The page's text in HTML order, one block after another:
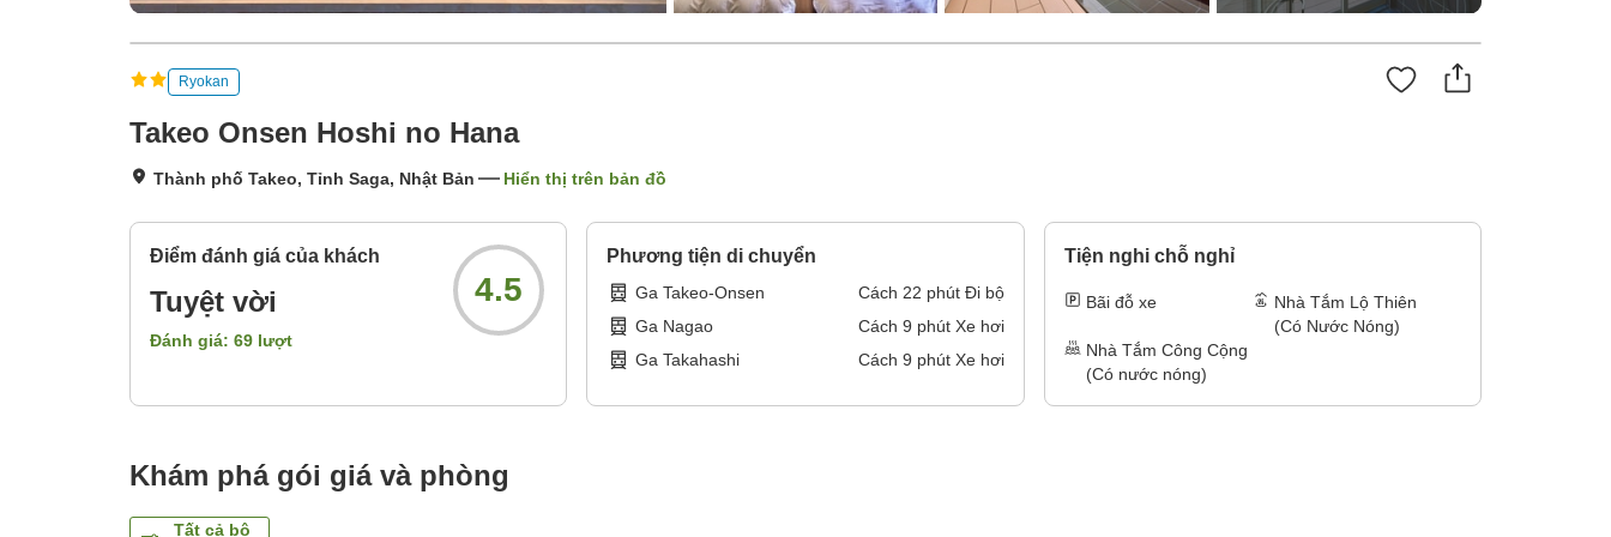
Ryokan
Takeo Onsen Hoshi no Hana
Thành phố Takeo, Tỉnh Saga, Nhật Bản Hiển thị trên bản đồ
Điểm đánh giá của khách
Tuyệt vời
Đánh giá: 69 lượt
4.5
Phương tiện di chuyển
Ga Takeo-Onsen Cách 22 phút Đi bộ
Ga Nagao
Cách 9 phút Xe hơi
Ga Takahashi
Cách 9 phút Xe hơi
Tiện nghi chỗ nghỉ
Bãi đỗ xe
Nhà Tắm Lộ Thiên
(Có Nước Nóng)
Nhà Tắm Công Cộng
(Có nước nóng)
Khám phá gói giá và phòng
Tất cả bộ